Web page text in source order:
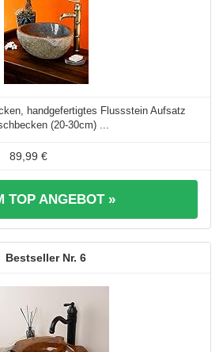
handgefertigtes Flussstein Aufsatz
(20-30cm) ...
89,99 €
TOP ANGEBOT »
6